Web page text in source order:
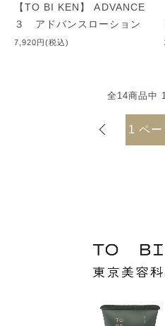
【TO BI KEN】 ADVANCE
３ アドバンスローション
7,920円(税込)
全14商品中
1ペー